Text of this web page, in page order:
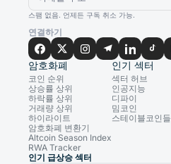
스팸 없음. 언제든 구독 취소 가능.
연결하기
암호화폐
코인 순위
상승률 상위
하락률 상위
거래량 상위
하이라이트
암호화폐 변환기
Altcoin Season Index
RWA Tracker
인기 섹터
섹터 허브
인공지능
디파이
밈코인
스테이블코인들
인기 급상승 섹터